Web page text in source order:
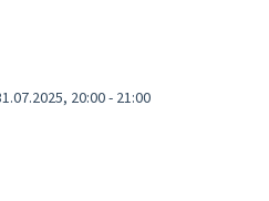
20:00 - 21:00